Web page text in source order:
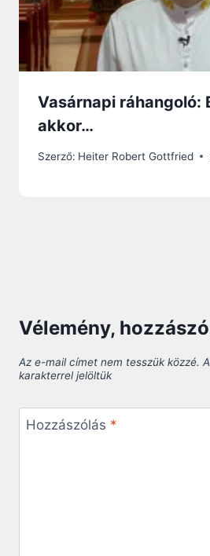
Vasárnapi ráhangoló:
akkor…
Szerző: Heiter Robert Gottfried
Vélemény,
Az e-mail címet nem tesszük közzé.
karakterrel jelöltük
Hozzászólás *